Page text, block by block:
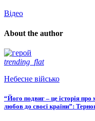
Відео
About the author
trending_flat
Небесне військо
“Його подвиг – це історія
любов до своєї країни”: